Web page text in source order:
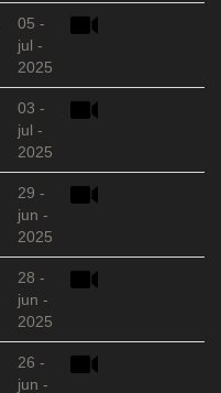
05 -
jul -
2025
03 -
jul -
2025
29 -
jun -
2025
28 -
jun -
2025
26 -
jun -